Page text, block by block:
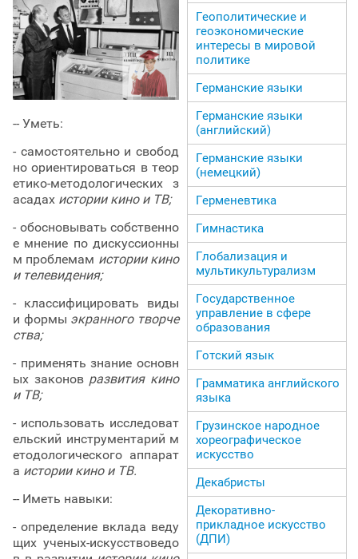
-- Уметь:
- самостоятельно и свобод
но ориентироваться в теор
етико-методологических з
асадах истории кино и ТВ;
- обосновывать собственно
е мнение по дискуссионны
м проблемам истории кино
и телевидения;
- классифицировать виды
и формы экранного творче
ства;
- применять знание основн
ых законов развития кино
и ТВ;
- использовать исследоват
ельский инструментарий м
етодологического аппарат
а истории кино и ТВ.
-- Иметь навыки:
- определение вклада веду
щих ученых-искусствоведо
Геополитические и
геоэкономические
интересы в мировой
политике
Германские языки
Германские языки
(английский)
Германские языки
(немецкий)
Герменевтика
Гимнастика
Глобализация и
мультикультурализм
Государственное
управление в сфере
образования
Готский язык
Грамматика английского
языка
Грузинское народное
хореографическое
искусство
Декабристы
Декоративно-
прикладное искусство
(ДПИ)